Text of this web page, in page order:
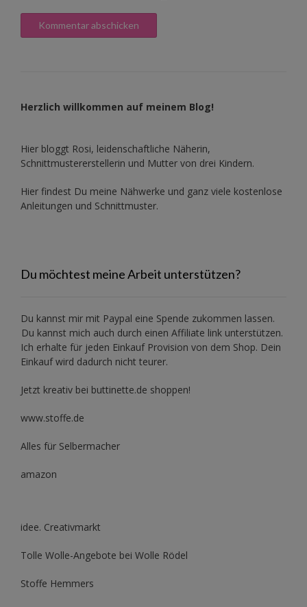
Herzlich willkommen auf meinem Blog!
Hier bloggt Rosi, leidenschaftliche Näherin,
Schnittmustererstellerin und Mutter von drei Kindern.
Hier findest Du meine Nähwerke und ganz viele kostenlose
Anleitungen und Schnittmuster.
Du möchtest meine Arbeit unterstützen?
Du kannst mir mit Paypal eine Spende zukommen lassen.
Du kannst mich auch durch einen Affiliate link unterstützen.
Ich erhalte für jeden Einkauf Provision von dem Shop. Dein
Einkauf wird dadurch nicht teurer.
Jetzt kreativ bei buttinette.de shoppen!
www.stoffe.de
Alles für Selbermacher
amazon
idee. Creativmarkt
Tolle Wolle-Angebote bei Wolle Rödel
Stoffe Hemmers